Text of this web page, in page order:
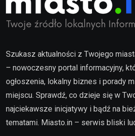
Szukasz aktualności z Twojego
– nowoczesny portal informacyjny,
ogłoszenia, lokalny biznes i porady
miejscu. Sprawdź, co dzieje się w
najciekawsze inicjatywy i bądź na
tematami. Miasto.in – serwis bliski